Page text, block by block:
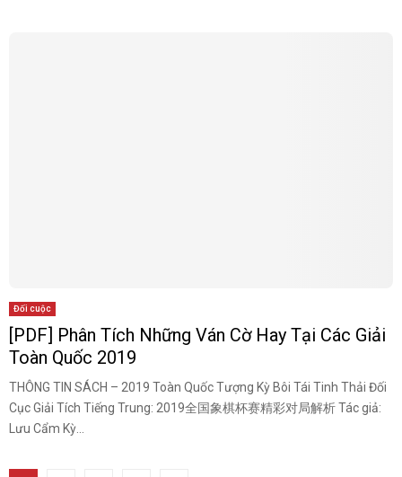
Đối cuộc
[PDF] Phân Tích Những Ván Cờ Hay Tại Các Giải
Toàn Quốc 2019
THÔNG TIN SÁCH – 2019 Toàn Quốc Tượng Kỳ Bôi Tái Tinh Thải Đối
Cục Giải Tích Tiếng Trung: 2019全国象棋杯赛精彩对局解析 Tác giả:
Lưu Cẩm Kỳ...